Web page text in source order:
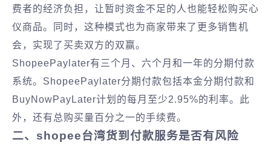
费者的经济负担，让暂时资金不足的人也能轻松购买心
仪商品。同时，这种模式也为商家带来了更多销售机
会，实现了买卖双方的双赢。
ShopeePaylater有三个月、六个月和一年的分期付款
系统。ShopeePaylater分期付款包括本金分期付款和
BuyNowPayLater计划的每月至少2.95%的利率。此
外，还有总购买量百分之一的手续费。
二、shopee台湾货到付款服务是否有风险